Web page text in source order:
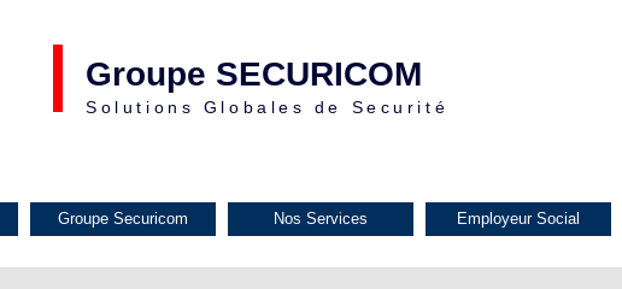
Groupe SECURICOM
Solutions Globales de Securité
Groupe Securicom Nos Services Employeur Social